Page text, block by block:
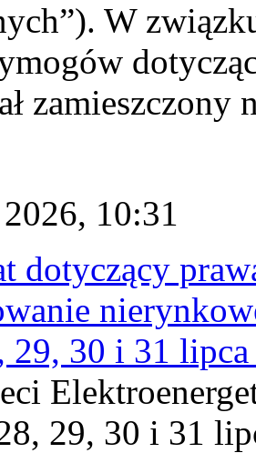
W
zamieszczony
10:31
dotyczący
29, 30 i 31
29, 30 i 31